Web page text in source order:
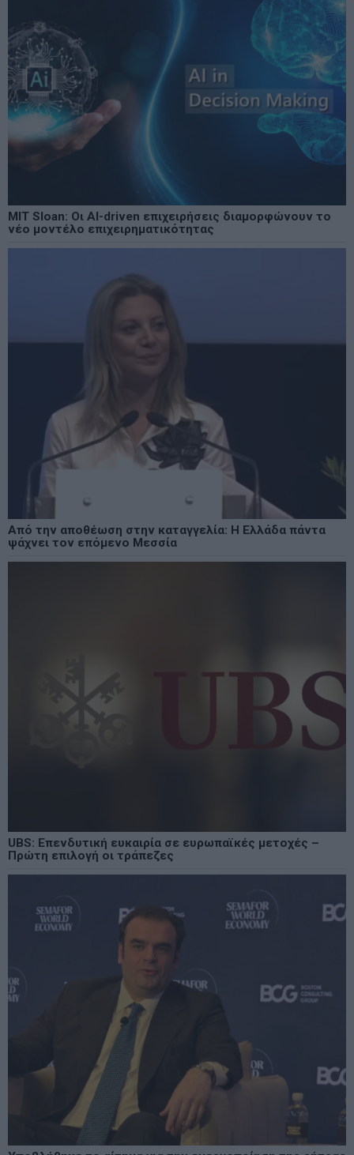
MIT Sloan: Οι AI-driven επιχειρήσεις διαμορφώνουν το
νέο μοντέλο επιχειρηματικότητας
Από την αποθέωση στην καταγγελία: Η Ελλάδα πάντα
ψάχνει τον επόμενο Μεσσία
UBS: Επενδυτική ευκαιρία σε ευρωπαϊκές μετοχές –
Πρώτη επιλογή οι τράπεζες